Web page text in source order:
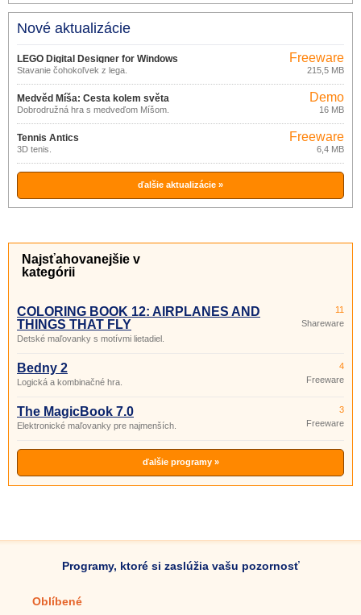
Nové aktualizácie
LEGO Digital Designer for Windows
4.3.8.0
Stavanie čohokoľvek z lega.
Freeware
215,5 MB
Medvěd Míša: Cesta kolem světa
Dobrodružná hra s medveďom Míšom.
Demo
16 MB
Tennis Antics
3D tenis.
Freeware
6,4 MB
ďalšie aktualizácie »
Najsťahovanejšie v
kategórii
COLORING BOOK 12: AIRPLANES AND
THINGS THAT FLY
Detské maľovanky s motívmi lietadiel.
11
Shareware
Bedny 2
Logická a kombinačné hra.
4
Freeware
The MagicBook 7.0
Elektronické maľovanky pre najmenších.
3
Freeware
ďalšie programy »
Programy, ktoré si zaslúžia vašu pozornosť
Oblíbené